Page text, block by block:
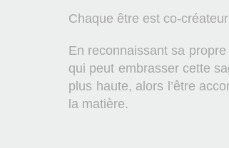
Chaque être est co-
En reconnaissant sa
qui peut embrasser cette
plus haute, alors l’être
la matière.